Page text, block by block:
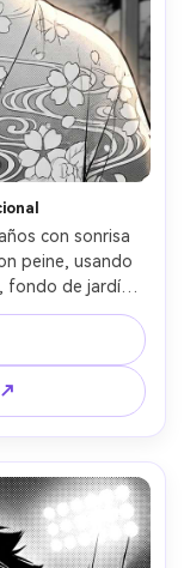
con sonrisa
peine, usando
de jardín
detalles
bajo la barbilla,
definición, sin
campo --ar 4:5